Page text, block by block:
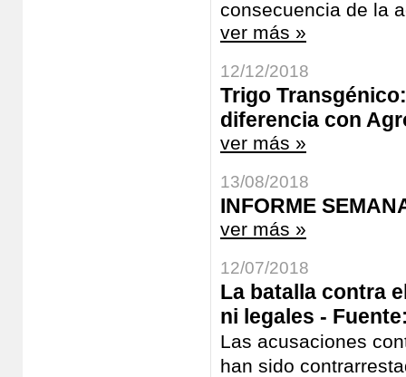
consecuencia de la
ver más »
12/12/2018
Trigo
diferencia con
ver más »
13/08/2018
INFORME
ver más »
12/07/2018
La batalla contra
ni legales -
Las acusaciones
han sido